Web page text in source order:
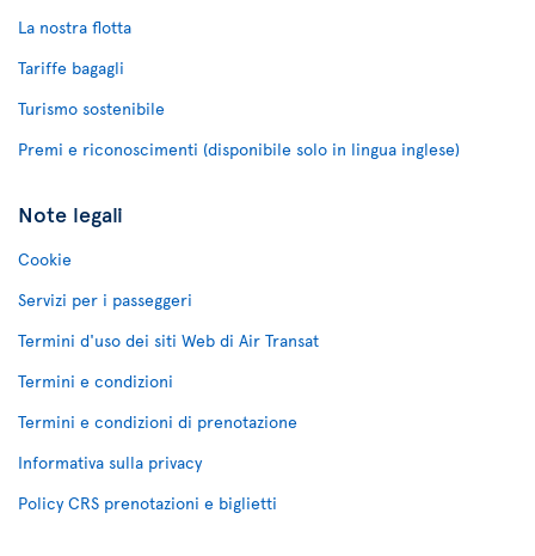
La nostra flotta
Tariffe bagagli
Turismo sostenibile
Premi e riconoscimenti (disponibile solo in lingua inglese)
Note legali
Cookie
Servizi per i passeggeri
Termini d'uso dei siti Web di Air Transat
Termini e condizioni
Termini e condizioni di prenotazione
Informativa sulla privacy
Policy CRS prenotazioni e biglietti